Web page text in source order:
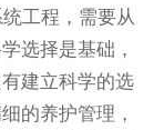
工程，需要从
选择是基础，
建立科学的选
的养护管理，